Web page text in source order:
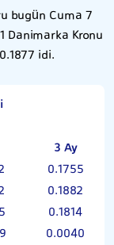
bugün Cuma 7
Danimarka Kronu
idi.
3 Ay
0.1755
0.1882
0.1814
0.0040